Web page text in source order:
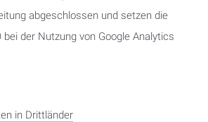
abgeschlossen und setzen die
bei der Nutzung von Google Analytics
in Drittländer